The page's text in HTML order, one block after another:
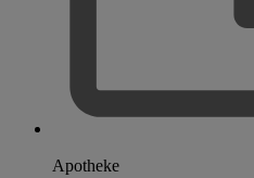
Apotheke